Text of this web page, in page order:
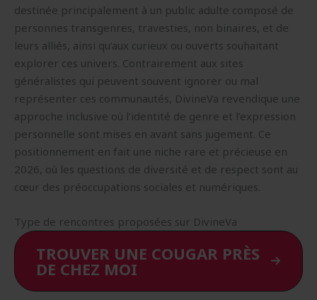
destinée principalement à un public adulte composé de
personnes transgenres, travesties, non binaires, et de
leurs alliés, ainsi qu’aux curieux ou ouverts souhaitant
explorer ces univers. Contrairement aux sites
généralistes qui peuvent souvent ignorer ou mal
représenter ces communautés, DivineVa revendique une
approche inclusive où l’identité de genre et l’expression
personnelle sont mises en avant sans jugement. Ce
positionnement en fait une niche rare et précieuse en
2026, où les questions de diversité et de respect sont au
cœur des préoccupations sociales et numériques.
Type de rencontres proposées sur DivineVa
TROUVER UNE COUGAR PRÈS
DE CHEZ MOI